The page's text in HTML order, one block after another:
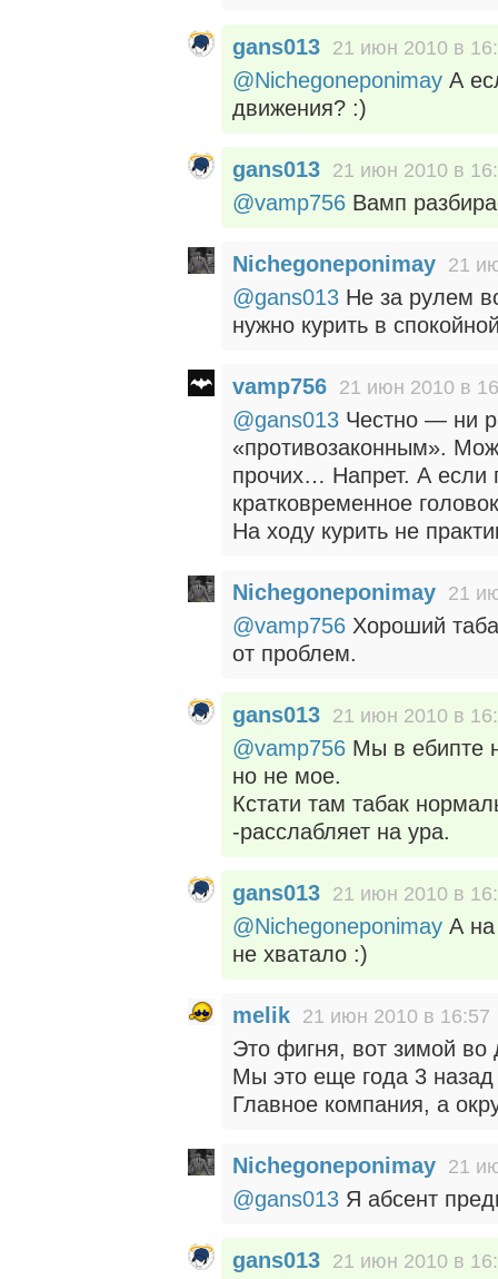
gans013 21 июн 2010 в
@Nichegoneponimay А
движения? :)
gans013 21 июн 2010 в
@vamp756 Вамп
Nichegoneponimay 21
@gans013 Не за рулем
нужно курить в
vamp756 21 июн 2010 в
@gans013 Честно — ни
«противозаконным».
прочих… Напрет. А если
кратковременное
На ходу курить не
Nichegoneponimay 21
@vamp756 Хороший
от проблем.
gans013 21 июн 2010 в
@vamp756 Мы в ебипте
но не мое.
Кстати там табак
-расслабляет на ура.
gans013 21 июн 2010 в
@Nichegoneponimay А на
не хватало :)
melik 21 июн 2010 в 16:57
Это фигня, вот зимой во
Мы это еще года 3 назад
Главное компания, а
Nichegoneponimay 21
@gans013 Я абсент
gans013 21 июн 2010 в